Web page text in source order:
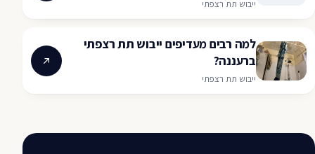
ייבוש תת רצפתי
למה רבים מעדיפים ייבוש תת רצפתי
ברעננה?
ייבוש תת רצפתי